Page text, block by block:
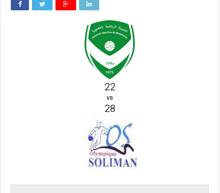
22
vs
28